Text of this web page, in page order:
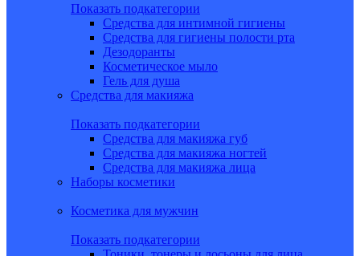
Показать подкатегории
Средства для интимной гигиены
Средства для гигиены полости рта
Дезодоранты
Косметическое мыло
Гель для душа
Средства для макияжа
Показать подкатегории
Средства для макияжа губ
Средства для макияжа ногтей
Средства для макияжа лица
Наборы косметики
Косметика для мужчин
Показать подкатегории